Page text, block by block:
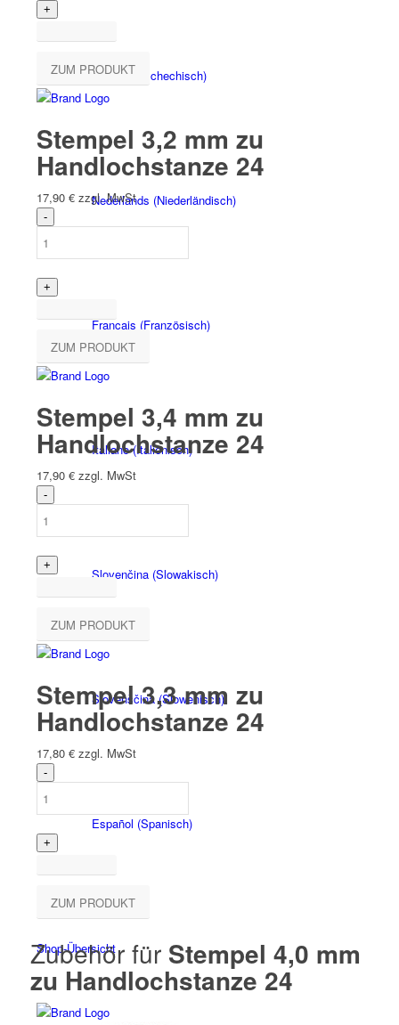
Čeština( Tschechisch)
Nederlands (Niederländisch)
Français (Französisch)
Italiano(Italienisch)
Slovenčina(Slowakisch)
Slovenščina(Slowenisch)
Español (Spanisch)
Shop-Übersicht
ZUM PRODUKT
Stempel 3,2 mm zu
Handlochstanze 24
17,90 € zzgl. MwSt
ZUM PRODUKT
Stempel 3,4 mm zu
Handlochstanze 24
17,90 € zzgl. MwSt
ZUM PRODUKT
Stempel 3,3 mm zu
Handlochstanze 24
17,80 € zzgl. MwSt
ZUM PRODUKT
Zubehör fürStempel 4,0 mm
zu Handlochstanze 24